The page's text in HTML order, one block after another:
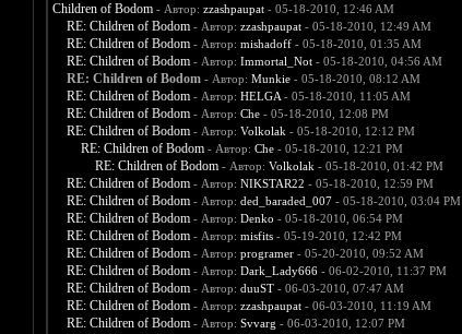
Children of Bodom - Автор: zzashpaupat- 05-18-2010, 12:46 AM
RE: Children of Bodom - Автор: zzashpaupat- 05-18-2010, 12:49 AM
RE: Children of Bodom - Автор: mishadoff- 05-18-2010, 01:35 AM
RE: Children of Bodom - Автор: Immortal_Not- 05-18-2010, 04:56 AM
RE: Children of Bodom - Автор: Munkie- 05-18-2010, 08:12 AM
RE: Children of Bodom - Автор: HELGA- 05-18-2010, 11:05 AM
RE: Children of Bodom - Автор: Che- 05-18-2010, 12:08 PM
RE: Children of Bodom - Автор: Volkolak - 05-18-2010, 12:12 PM
RE: Children of Bodom - Автор: Che- 05-18-2010, 12:21 PM
RE: Children of Bodom - Автор: Volkolak - 05-18-2010, 01:42 PM
RE: Children of Bodom - Автор: NIKSTAR22 - 05-18-2010, 12:59 PM
RE: Children of Bodom - Автор: ded_baraded_007- 05-18-2010, 03:04 PM
RE: Children of Bodom - Автор: Denko - 05-18-2010, 06:54 PM
RE: Children of Bodom - Автор: misfits- 05-19-2010, 12:42 PM
RE: Children of Bodom - Автор: programer- 05-20-2010, 09:52 AM
RE: Children of Bodom - Автор: Dark_Lady666- 06-02-2010, 11:37 PM
RE: Children of Bodom - Автор: duuST- 06-03-2010, 07:47 AM
RE: Children of Bodom - Автор: zzashpaupat- 06-03-2010, 11:19 AM
RE: Children of Bodom - Автор: Svvarg - 06-03-2010, 12:07 PM